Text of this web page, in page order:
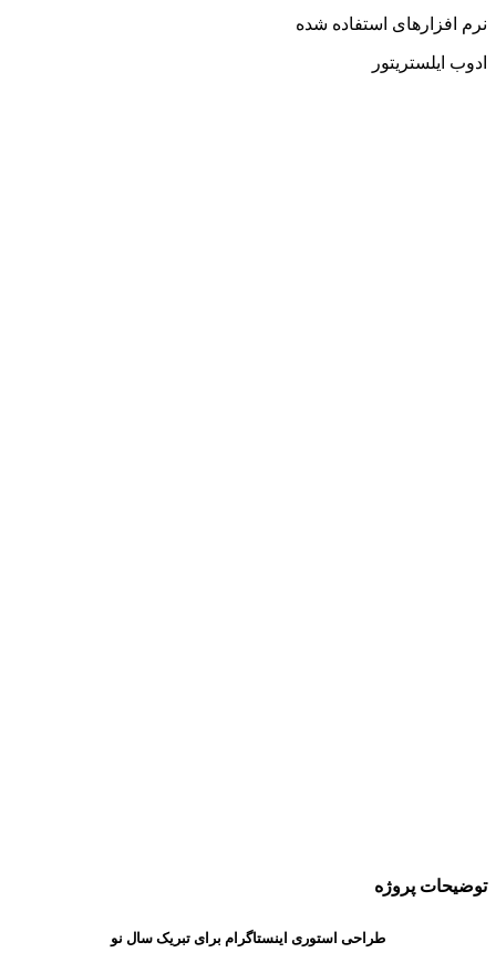
نرم افزارهای استفاده شده
ادوب ایلستریتور
توضیحات پروژه
طراحی استوری اینستاگرام برای تبریک سال نو